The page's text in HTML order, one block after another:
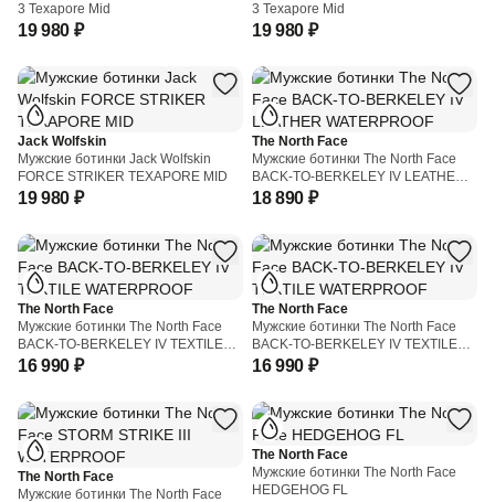
3 Texapore Mid
19 980 ₽
3 Texapore Mid
19 980 ₽
Jack Wolfskin
Мужские ботинки Jack Wolfskin
FORCE STRIKER TEXAPORE MID
19 980 ₽
The North Face
Мужские ботинки The North Face
BACK-TO-BERKELEY IV LEATHER
WATERPROOF
18 890 ₽
The North Face
Мужские ботинки The North Face
BACK-TO-BERKELEY IV TEXTILE
WATERPROOF
16 990 ₽
The North Face
Мужские ботинки The North Face
BACK-TO-BERKELEY IV TEXTILE
WATERPROOF
16 990 ₽
The North Face
Мужские ботинки The North Face
The North Face
Мужские ботинки The North Face
HEDGEHOG FL